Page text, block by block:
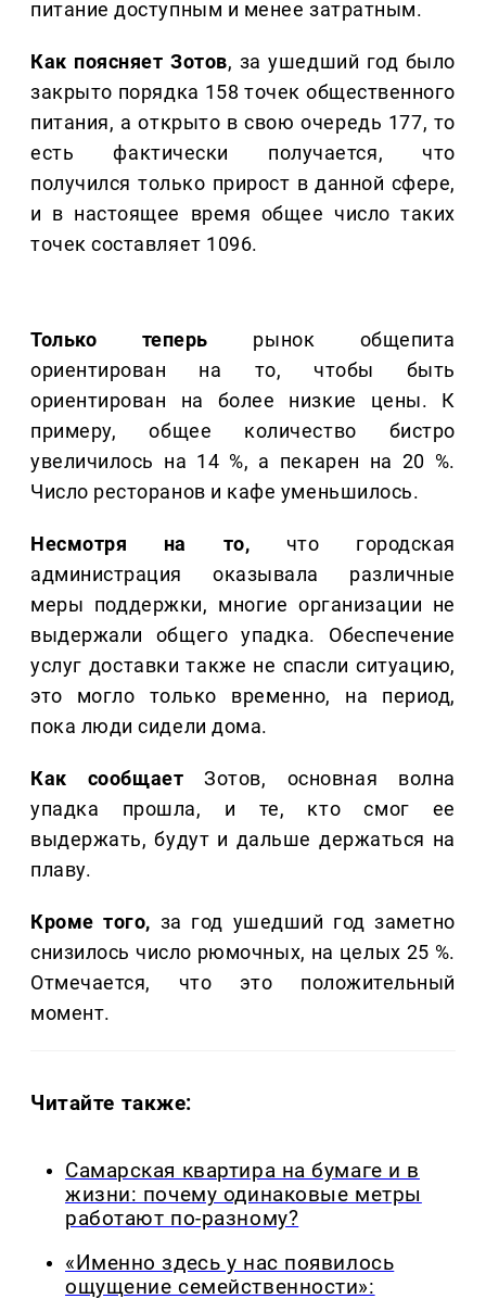
питание доступным и менее затратным.
Как поясняет Зотов, за ушедший год было
закрыто порядка 158 точек общественного
питания, а открыто в свою очередь 177, то
есть фактически получается, что
получился только прирост в данной сфере,
и в настоящее время общее число таких
точек составляет 1096.
Только теперь рынок общепита
ориентирован на то, чтобы быть
ориентирован на более низкие цены. К
примеру, общее количество бистро
увеличилось на 14 %, а пекарен на 20 %.
Число ресторанов и кафе уменьшилось.
Несмотря на то, что городская
администрация оказывала различные
меры поддержки, многие организации не
выдержали общего упадка. Обеспечение
услуг доставки также не спасли ситуацию,
это могло только временно, на период,
пока люди сидели дома.
Как сообщает Зотов, основная волна
упадка прошла, и те, кто смог ее
выдержать, будут и дальше держаться на
плаву.
Кроме того, за год ушедший год заметно
снизилось число рюмочных, на целых 25 %.
Отмечается, что это положительный
момент.
Читайте также:
Самарская квартира на бумаге и в
жизни: почему одинаковые метры
работают по-разному?
«Именно здесь у нас появилось
ощущение семейственности»: